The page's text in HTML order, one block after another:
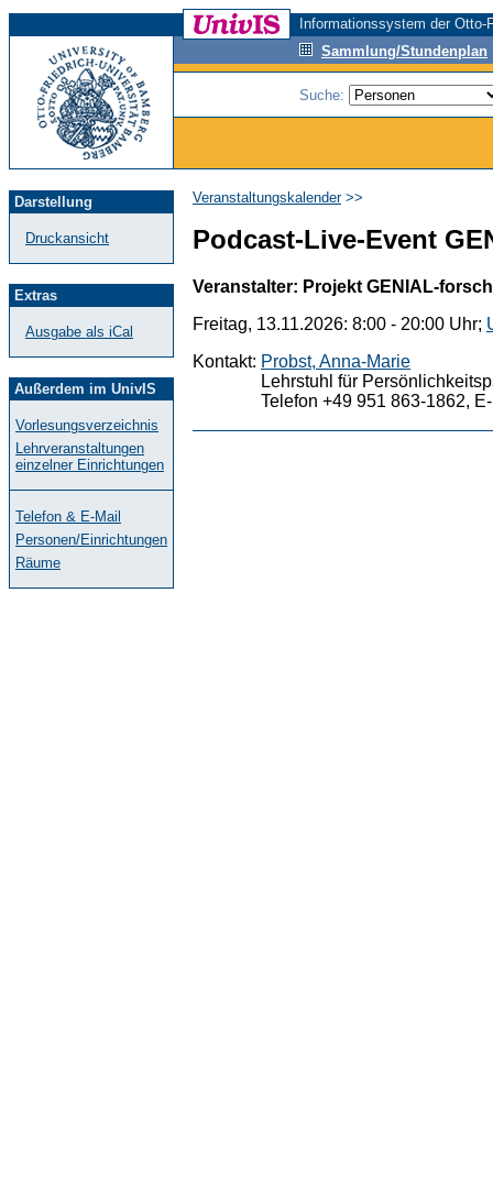
Informationssystem der
Sammlung/Stundenplan
Suche:
Darstellung
Druckansicht
Extras
Ausgabe als iCal
Außerdem im UnivIS
Vorlesungsverzeichnis
Lehrveranstaltungen
einzelner Einrichtungen
Telefon & E-Mail
Personen/Einrichtungen
Räume
Veranstaltungskalender>>
Podcast-Live-Event
Veranstalter: Projekt GENIAL-
Freitag, 13.11.2026: 8:00 - 20:00 Uhr;
Kontakt: Probst, Anna-Marie
Lehrstuhl für
Telefon +49 951 863-1862,